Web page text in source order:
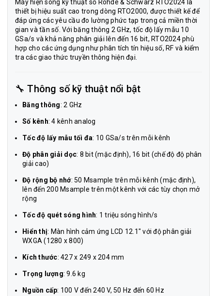
Máy hiện sóng kỹ thuật số Rohde & Schwarz RTO2024 là
thiết bị hiệu suất cao trong dòng RTO2000, được thiết kế để
đáp ứng các yêu cầu đo lường phức tạp trong cả miền thời
gian và tần số. Với băng thông 2 GHz, tốc độ lấy mẫu 10
GSa/s và khả năng phân giải lên đến 16 bit, RTO2024 phù
hợp cho các ứng dụng như phân tích tín hiệu số, RF và kiểm
tra các giao thức truyền thông hiện đại.
🔧 Thông số kỹ thuật nổi bật
Băng thông: 2 GHz
Số kênh: 4 kênh analog
Tốc độ lấy mẫu tối đa: 10 GSa/s trên mỗi kênh
Độ phân giải dọc: 8 bit (mặc định), 16 bit (chế độ độ phân
giải cao)
Độ rộng bộ nhớ: 50 Msample trên mỗi kênh (mặc định),
lên đến 200 Msample trên một kênh với các tùy chọn mở
rộng
Tốc độ quét sóng hình: 1 triệu sóng hình/s
Hiển thị: Màn hình cảm ứng LCD 12.1" với độ phân giải
WXGA (1280 x 800)
Kích thước: 427 x 249 x 204 mm
Trọng lượng: 9.6 kg
Nguồn cấp: 100 V đến 240 V, 50 Hz đến 60 Hz